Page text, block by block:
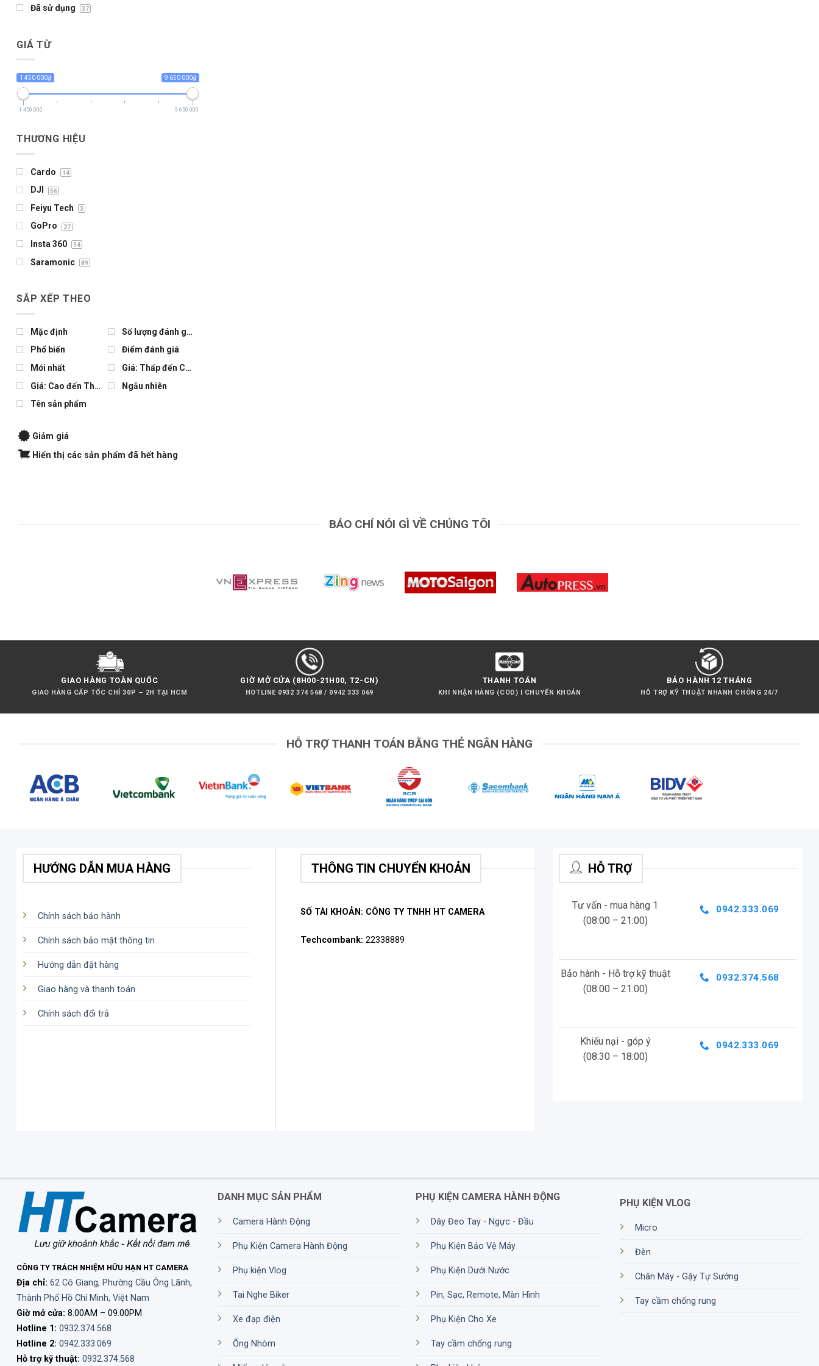
Đã sử dụng 37
GIÁ TỪ
1 450 000₫ 9 650 000₫
1 450 000 9 650 000
THƯƠNG HIỆU
Cardo 14
DJI 56
Feiyu Tech 3
GoPro 27
Insta 360 94
Saramonic 89
SẮP XẾP THEO
Mặc định
Số lượng đánh giá
Phổ biến
Điểm đánh giá
Mới nhất
Giá: Thấp đến Cao
Giá: Cao đến Thấp
Ngẫu nhiên
Tên sản phẩm
Giảm giá
Hiển thị các sản phẩm đã hết hàng
BÁO CHÍ NÓI GÌ VỀ CHÚNG TÔI
GIAO HÀNG TOÀN QUỐC
GIAO HÀNG CẤP TỐC CHỈ 30P – 2H TẠI HCM
GIỜ MỞ CỬA (8H00-21H00, T2-CN)
HOTLINE 0932 374 568 / 0942 333 069
THANH TOÁN
KHI NHẬN HÀNG (COD) | CHUYỂN KHOẢN
BẢO HÀNH 12 THÁNG
HỖ TRỢ KỸ THUẬT NHANH CHÓNG 24/7
HỖ TRỢ THANH TOÁN BẰNG THẺ NGÂN HÀNG
HƯỚNG DẪN MUA HÀNG
Chính sách bảo hành
Chính sách bảo mật thông tin
Hướng dẫn đặt hàng
Giao hàng và thanh toán
Chính sách đổi trả
THÔNG TIN CHUYỂN KHOẢN
SỐ TÀI KHOẢN: CÔNG TY TNHH HT CAMERA
Techcombank: 22338889
HỖ TRỢ
Tư vấn - mua hàng 1
(08:00 – 21:00)
0942.333.069
Bảo hành - Hỗ trợ kỹ thuật
(08:00 – 21:00)
0932.374.568
Khiếu nại - góp ý
(08:30 – 18:00)
0942.333.069
CÔNG TY TRÁCH NHIỆM HỮU HẠN HT CAMERA
Địa chỉ: 62 Cô Giang, Phường Cầu Ông Lãnh,
Thành Phố Hồ Chí Minh, Việt Nam
Giờ mở cửa: 8.00AM – 09.00PM
Hotline 1: 0932.374.568
Hotline 2: 0942.333.069
Hỗ trợ kỹ thuật: 0932.374.568
DANH MỤC SẢN PHẨM
Camera Hành Động
Phụ Kiện Camera Hành Động
Phụ kiện Vlog
Tai Nghe Biker
Xe đạp điện
Ống Nhòm
PHỤ KIỆN CAMERA HÀNH ĐỘNG
Dây Đeo Tay - Ngực - Đầu
Phụ Kiện Bảo Vệ Máy
Phụ Kiện Dưới Nước
Pin, Sạc, Remote, Màn Hình
Phụ Kiện Cho Xe
Tay cầm chống rung
PHỤ KIỆN VLOG
Micro
Đèn
Chân Máy - Gậy Tự Sướng
Tay cầm chống rung